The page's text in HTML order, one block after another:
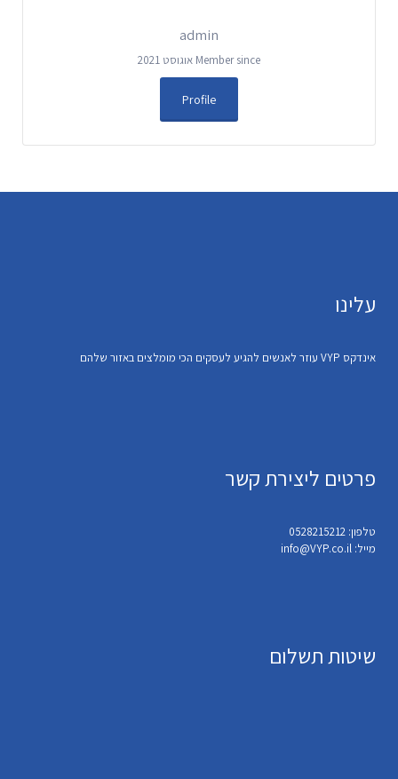
admin
Member since אוגוסט 2021
Profile
עלינו
אינדקס VYP עוזר לאנשים להגיע לעסקים הכי מומלצים באזור שלהם
פרטים ליצירת קשר
טלפון: 0528215212
מייל: info@VYP.co.il
שיטות תשלום